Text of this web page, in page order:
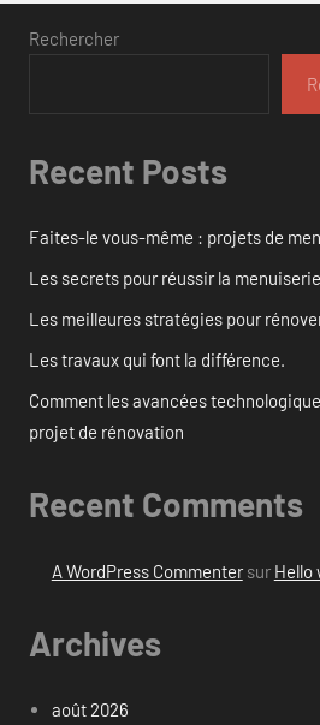
Rechercher
Recent Posts
Faites-le vous-même : projets de
Les secrets pour réussir la
Les meilleures stratégies pour
Les travaux qui font la différence.
Comment les avancées
projet de rénovation
Recent Comments
A WordPress Commentersur Hello
Archives
août 2026